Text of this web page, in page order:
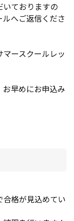
いておりますの
へご返信くださ
ースクールレッ
早めにお申込み
合格が見込めてい